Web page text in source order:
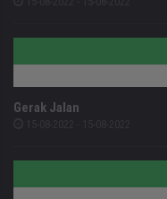
Gerak Jalan